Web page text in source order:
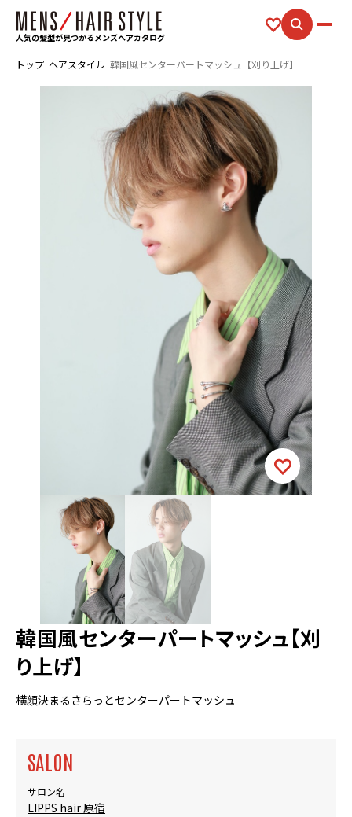
人気の髪型が見つかるメンズヘアカタログ
トップ ヘアスタイル 韓国風センターパートマッシュ【刈り上げ】
韓国風センターパートマッシュ【刈
り上げ】
横顔決まるさらっとセンターパートマッシュ
SALON
サロン名
LIPPS hair 原宿